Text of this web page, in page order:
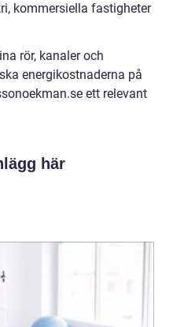
kommersiella fastigheter
rör, kanaler och
energikostnaderna på
ett relevant
här